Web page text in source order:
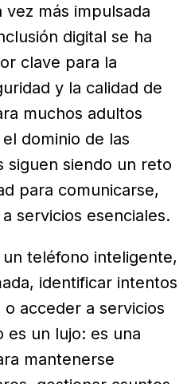
vez más impulsada
digital se ha
clave para la
y la calidad de
muchos adultos
dominio de las
siguen siendo un reto
para comunicarse,
servicios esenciales.
teléfono inteligente,
identificar intentos
acceder a servicios
es un lujo: es una
mantenerse